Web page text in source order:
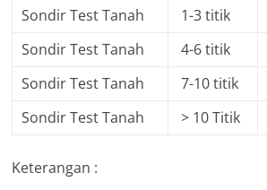
Sondir Test Tanah
1-3 titik
Sondir Test Tanah
4-6 titik
Sondir Test Tanah
7-10 titik
Sondir Test Tanah
> 10 Titik
Keterangan :